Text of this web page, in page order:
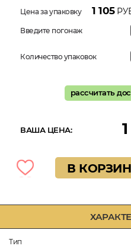
Тип
Цена за упаковку 1 105
Введите погонаж
Количество упаковок
рассчитать
ВАША ЦЕНА:
В